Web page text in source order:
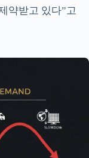
약받고 있다”고